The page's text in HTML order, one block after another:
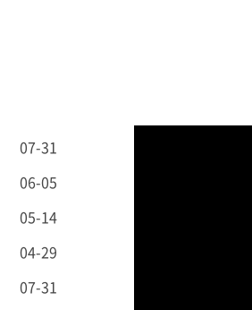
07-31
06-05
05-14
04-29
07-31